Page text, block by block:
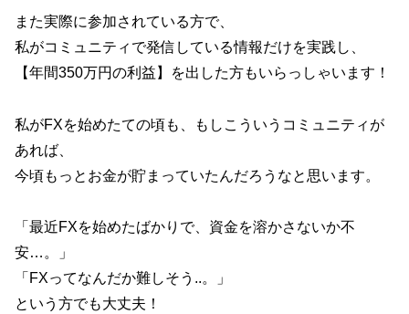
また実際に参加されている方で、
私がコミュニティで発信している情報だけを実践し、
【年間350万円の利益】を出した方もいらっしゃいます！
私がFXを始めたての頃も、もしこういうコミュニティが
あれば、
今頃もっとお金が貯まっていたんだろうなと思います。
「最近FXを始めたばかりで、資金を溶かさないか不
安…。」
「FXってなんだか難しそう..。」
という方でも大丈夫！